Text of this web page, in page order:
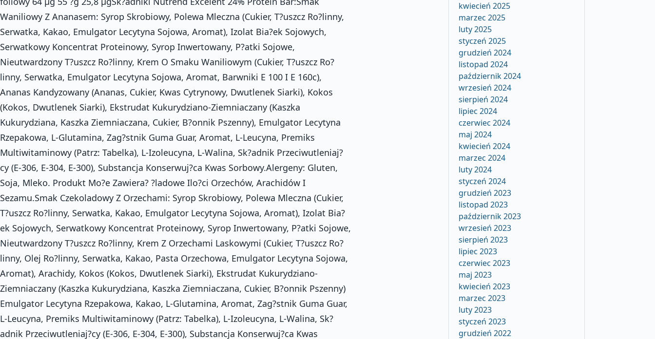
kwiecień 2025
marzec 2025
luty 2025
styczeń 2025
grudzień 2024
listopad 2024
październik 2024
wrzesień 2024
sierpień 2024
lipiec 2024
czerwiec 2024
maj 2024
kwiecień 2024
marzec 2024
luty 2024
styczeń 2024
grudzień 2023
listopad 2023
październik 2023
wrzesień 2023
sierpień 2023
lipiec 2023
czerwiec 2023
maj 2023
kwiecień 2023
marzec 2023
luty 2023
styczeń 2023
grudzień 2022